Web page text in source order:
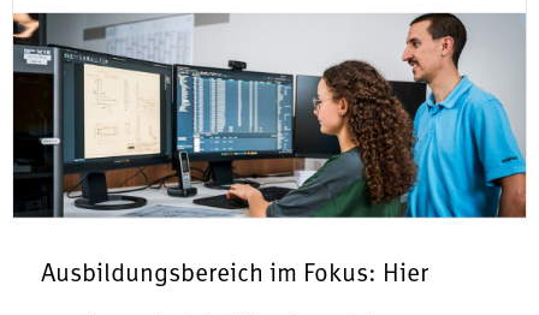
Ausbildungsbereich im Fokus: Hier